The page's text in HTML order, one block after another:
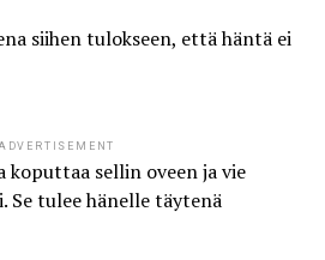
siihen tulokseen, että häntä ei
ADVERTISEMENT
koputtaa sellin oveen ja vie
tulee hänelle täytenä